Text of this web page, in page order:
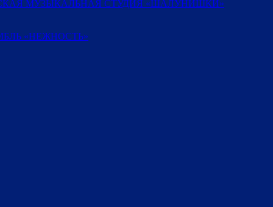
МУЗЫКАЛЬНАЯ СТУДИЯ «ШАЛУНИШКИ»
«НЕЖНОСТЬ»